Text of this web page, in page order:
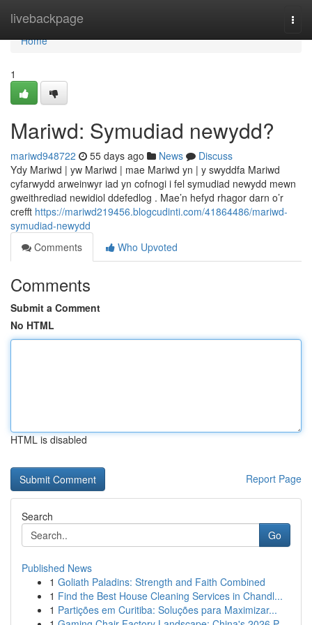
livebackpage
Home
Home
1
Mariwd: Symudiad newydd?
mariwd948722 55 days ago News
Discuss
Ydy Mariwd | yw Mariwd | mae Mariwd yn | y swyddfa Mariwd
cyfarwydd arweinwyr iad yn cofnogi i fel symudiad newydd mewn
gweithrediad newidiol ddefedlog . Mae’n hefyd rhagor darn o’r
crefft https://mariwd219456.blogcudinti.com/41864486/mariwd-
symudiad-newydd
Comments
Who Upvoted
Comments
Submit a Comment
No HTML
HTML is disabled
Report Page
Search
Go
Published News
1 Goliath Paladins: Strength and Faith Combined
1 Find the Best House Cleaning Services in Chandl...
1 Partições em Curitiba: Soluções para Maximizar...